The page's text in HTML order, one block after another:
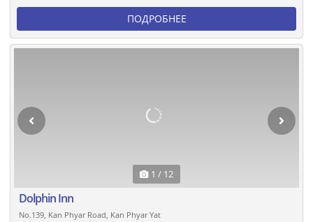
ПОДРОБНЕЕ
1 / 12
Dolphin Inn
No.139, Kan Phyar Road, Kan Phyar Yat